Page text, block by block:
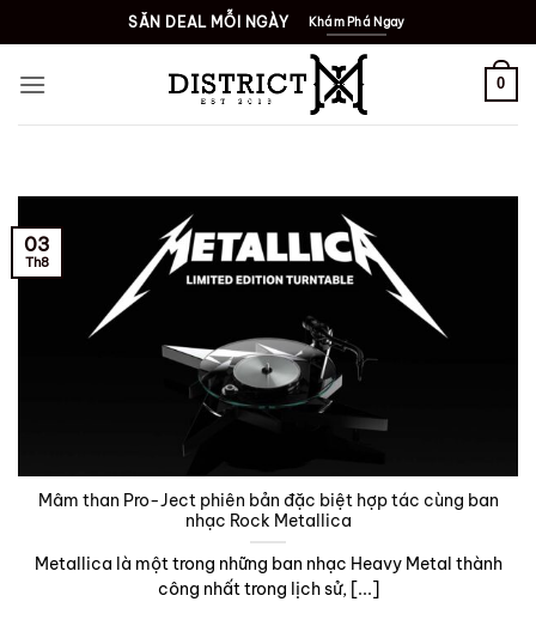
qua
nội
SĂN DEAL MỖI NGÀY Khám Phá Ngay
0
Mâm than Pro-Ject phiên bản đặc biệt hợp tác cùng ban
nhạc Rock Metallica
Metallica là một trong những ban nhạc Heavy Metal thành
công nhất trong lịch sử, [...]
03
Th8